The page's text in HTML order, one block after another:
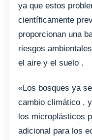
ya que estos
científicamente
proporcionan una
riesgos
el aire y el suelo .
«Los bosques ya
cambio climático ,
los microplásticos
adicional para los